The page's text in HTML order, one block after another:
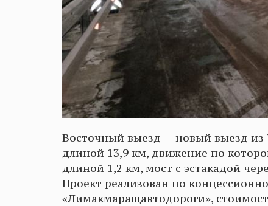
Восточный выезд — новый выезд из
длиной 13,9 км, движение по
длиной 1,2 км, мост с эстакадой
Проект реализован по
«Лимакмаращавтодороги»,